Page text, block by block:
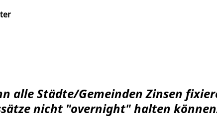
alle Städte/Gemeinden Zinsen
nicht "overnight" halten